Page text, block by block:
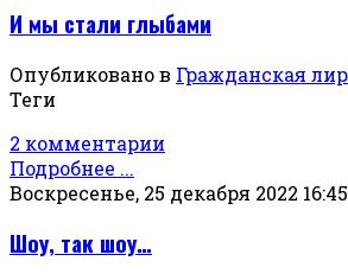
И мы стали глыбами
Опубликовано в Гражданская
Теги
2 комментарии
Подробнее ...
Воскресенье, 25 декабря 2022 16:45
Шоу, так шоу…